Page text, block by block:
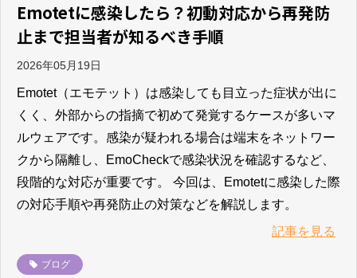
Emotetに感染したら？初動対応から再発防
止まで担当者が知るべき手順
2026年05月19日
Emotet（エモテット）は感染しても目立った症状が出に
くく、外部からの指摘で初めて発覚するケースが多いマ
ルウェアです。感染が疑われる場合は端末をネットワー
クから隔離し、EmoCheckで感染状況を確認するなど、
段階的な対応が重要です。 今回は、Emotetに感染した際
の対応手順や再発防止の対策などを解説します。
記事を見る
ブログ